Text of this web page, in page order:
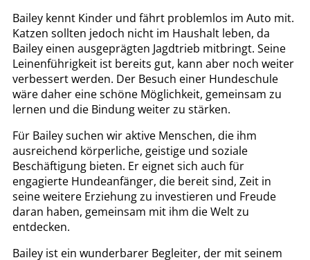
Bailey kennt Kinder und fährt problemlos im Auto mit.
Katzen sollten jedoch nicht im Haushalt leben, da
Bailey einen ausgeprägten Jagdtrieb mitbringt. Seine
Leinenführigkeit ist bereits gut, kann aber noch weiter
verbessert werden. Der Besuch einer Hundeschule
wäre daher eine schöne Möglichkeit, gemeinsam zu
lernen und die Bindung weiter zu stärken.
Für Bailey suchen wir aktive Menschen, die ihm
ausreichend körperliche, geistige und soziale
Beschäftigung bieten. Er eignet sich auch für
engagierte Hundeanfänger, die bereit sind, Zeit in
seine weitere Erziehung zu investieren und Freude
daran haben, gemeinsam mit ihm die Welt zu
entdecken.
Bailey ist ein wunderbarer Begleiter, der mit seinem